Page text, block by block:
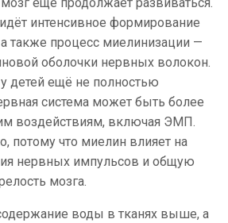
интенсивное формирование
также процесс миелинизации —
оболочки нервных волокон.
детей ещё не полностью
система может быть более
воздействиям, включая ЭМП.
потому что миелин влияет на
нервных импульсов и общую
мозга.
воды в тканях выше, а